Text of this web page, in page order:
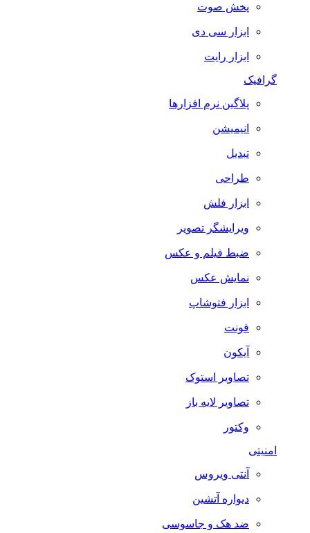
پخش صوت
ابزار سی دی
ابزار رایت
گرافیک
پلاگین نرم افزارها
انیمیشن
تبدیل
طراحی
ابزار فلش
ویرایشگر تصویر
ضبط فيلم و عكس
نمایش عکس
ابزار فتوشاپ
فونت
آیکون
تصاویر استوک
تصاویر لایه باز
وکتور
امنیتی
آنتی ویروس
دیواره آتشین
ضد هک و جاسوسی